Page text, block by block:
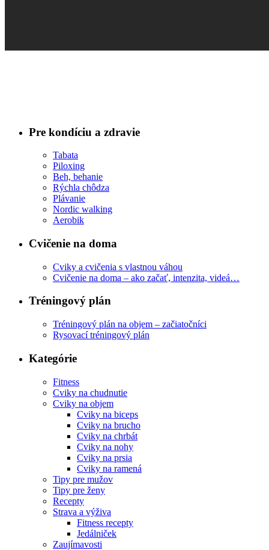
Pre kondíciu a zdravie
Tabata
Piloxing
Beh, behanie
Rýchla chôdza
Plávanie
Nordic walking
Aerobik
Cvičenie na doma
Cviky a cvičenia s vlastnou váhou
Cvičenie na doma – ako začať, intenzita, videá…
Tréningový plán
Tréningový plán na objem – začiatočníci
Rysovací tréningový plán
Kategórie
Fitness
Cviky na chudnutie
Cviky na objem
Cviky na biceps
Cviky na brucho
Cviky na chrbát
Cviky na nohy
Cviky na prsia
Cviky na ramená
Tipy pre mužov
Tipy pre ženy
Recepty
Strava a výživa
Fitness recepty
Jedálniček
Zaujímavosti